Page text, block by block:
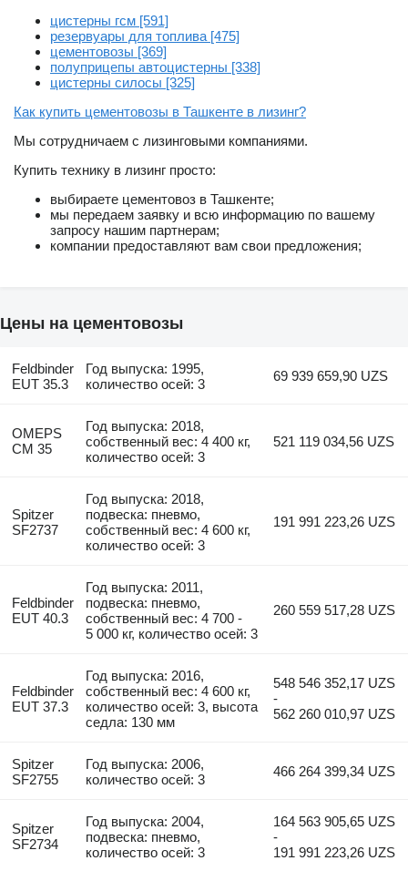
цистерны гсм [591]
резервуары для топлива [475]
цементовозы [369]
полуприцепы автоцистерны [338]
цистерны силосы [325]
Как купить цементовозы в Ташкенте в лизинг?
Мы сотрудничаем с лизинговыми компаниями.
Купить технику в лизинг просто:
выбираете цементовоз в Ташкенте;
мы передаем заявку и всю информацию по вашему
запросу нашим партнерам;
компании предоставляют вам свои предложения;
Цены на цементовозы
Feldbinder
EUT 35.3
Год выпуска: 1995,
количество осей: 3
69 939 659,90 UZS
OMEPS
CM 35
Год выпуска: 2018,
собственный вес: 4 400 кг,
количество осей: 3
521 119 034,56 UZS
Spitzer
SF2737
Год выпуска: 2018,
подвеска: пневмо,
собственный вес: 4 600 кг,
количество осей: 3
191 991 223,26 UZS
Feldbinder
EUT 40.3
Год выпуска: 2011,
подвеска: пневмо,
собственный вес: 4 700 -
5 000 кг, количество осей: 3
260 559 517,28 UZS
Feldbinder
EUT 37.3
Год выпуска: 2016,
собственный вес: 4 600 кг,
количество осей: 3, высота
седла: 130 мм
548 546 352,17 UZS
-
562 260 010,97 UZS
Spitzer
SF2755
Год выпуска: 2006,
количество осей: 3
466 264 399,34 UZS
Spitzer
SF2734
Год выпуска: 2004,
подвеска: пневмо,
количество осей: 3
164 563 905,65 UZS
-
191 991 223,26 UZS